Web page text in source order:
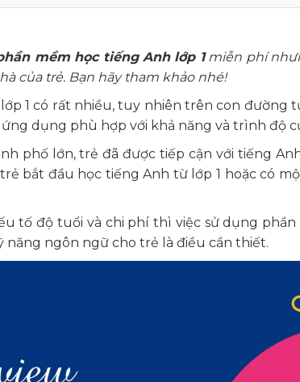
mềm học tiếng Anh lớp 1miễn phí
của trẻ. Bạn hãy tham khảo nhé!
1 có rất nhiều, tuy nhiên trên con đường
dụng phù hợp với khả năng và trình độ
phố lớn, trẻ đã được tiếp cận với tiếng
bắt đầu học tiếng Anh từ lớp 1 hoặc có
tố độ tuổi và chi phí thì việc sử dụng
năng ngôn ngữ cho trẻ là điều cần thiết.